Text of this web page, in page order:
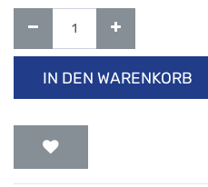
IN DEN WARENKORB